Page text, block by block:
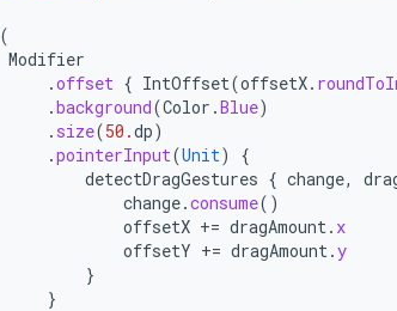
(
Modifier
.offset { IntOffset(offsetX.
.background(Color .Blue)
. size(50.dp)
.pointerInput(Unit)
{
detectDragGestures { change,
change.consume()
offsetX += dragAmount. x
offsetY += dragAmount.y
}
}